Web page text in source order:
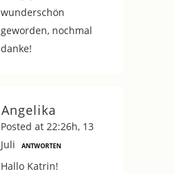
wunderschön
geworden, nochmal
danke!
Angelika
Posted at 22:26h, 13
Juli
ANTWORTEN
Hallo Katrin!